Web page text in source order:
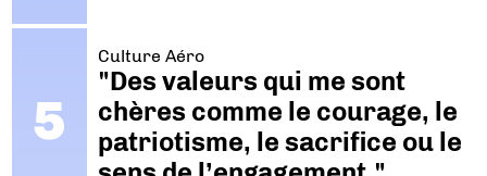
Culture Aéro
"Des valeurs qui me sont
chères comme le courage, le
patriotisme, le sacrifice ou le